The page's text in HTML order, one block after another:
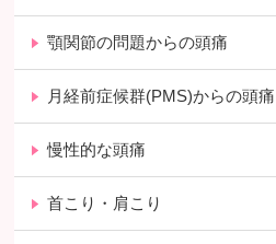
顎関節の問題からの頭痛
月経前症候群(PMS)からの頭痛
慢性的な頭痛
首こり・肩こり